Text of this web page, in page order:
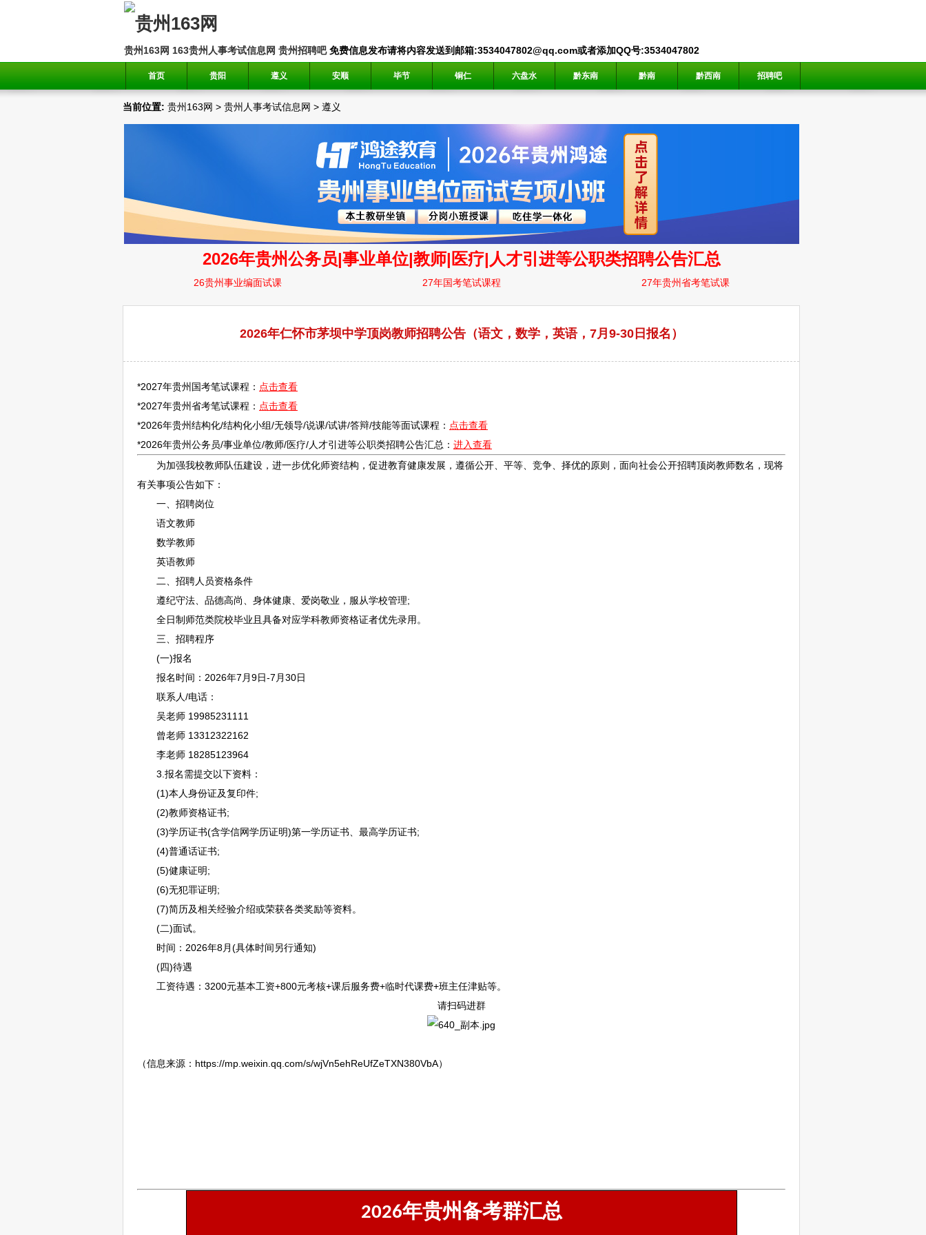
贵州163网 163贵州人事考试信息网 贵州招聘吧免费信息发布请将内容发送到邮箱:3534047802@qq.com或者添加QQ号:3534047802
首页 贵阳 遵义 安顺 毕节 铜仁 六盘水 黔东南 黔南 黔西南 招聘吧
当前位置: 贵州163网 > 贵州人事考试信息网 > 遵义
2026年仁怀市茅坝中学顶岗教师招聘公告（语文，数学，英语，7月9-30日报名）
*2027年贵州国考笔试课程： 点击查看
*2027年贵州省考笔试课程： 点击查看
*2026年贵州结构化/结构化小组/无领导/说课/试讲/答辩/技能等面试课程： 点击查看
*2026年贵州公务员/事业单位/教师/医疗/人才引进等公职类招聘公告汇总： 进入查看
为加强我校教师队伍建设，进一步优化师资结构，促进教育健康发展，遵循公开、平等、竞争、择优的原则，面向社会公开招聘顶岗教师数名，现将
有关事项公告如下：
一、 招聘岗位
语文教师
数学教师
英语教师
二、 招聘人员资格条件
遵纪守法、品德高尚、身体健康、爱岗敬业，服从学校管理;
全日制师范类院校毕业且具备对应学科教师资格证者优先录用。
三、 招聘程序
(一)报名
报名时间：2026年7月9日-7月30日
联系人/电话：
吴老师 19985231111
曾老师 13312322162
李老师 18285123964
3.报名需提交以下资料：
(1)本人身份证及复印件;
(2)教师资格证书;
(3)学历证书(含学信网学历证明)第一学历证书、最高学历证书;
(4)普通话证书;
(5)健康证明;
(6)无犯罪证明;
(7)简历及相关经验介绍或荣获各类奖励等资料。
(二)面试。
时间：2026年8月(具体时间另行通知)
(四)待遇
工资待遇：3200元基本工资+800元考核+课后服务费+临时代课费+班主任津贴等。
请扫码进群
（信息来源：https://mp.weixin.qq.com/s/wjVn5ehReUfZeTXN380VbA）
2026年贵州备考群汇总